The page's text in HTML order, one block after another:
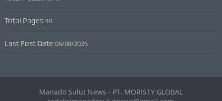
Total Pages:40
Last Post Date:06/08/2026
Manado Sulut News - PT. MORISTY GLOBAL